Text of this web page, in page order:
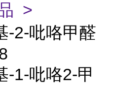
>
-2-吡咯甲醛
-1-吡咯2-甲